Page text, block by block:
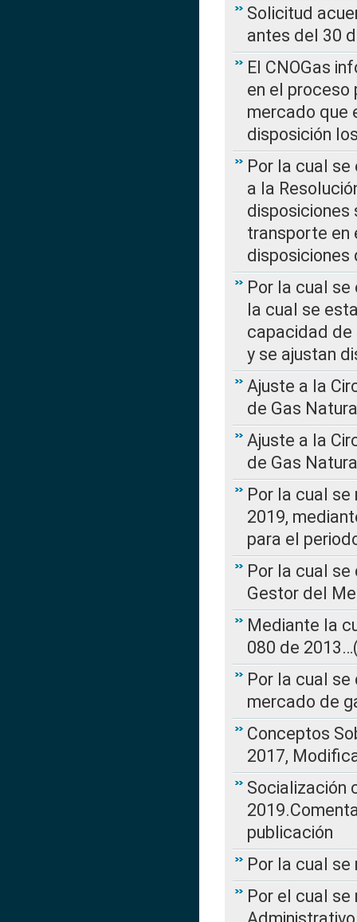
Solicitud
antes del 30
El CNOGas
en el
mercado que
disposición
Por la cual se
a la
disposiciones
transporte en
disposiciones
Por la cual se
la cual se
capacidad de
y se ajustan
Ajuste a la
de Gas
Ajuste a la
de Gas
Por la cual se
2019,
para el
Por la cual
Gestor del
Mediante la
080 de
Por la cual
mercado de
Conceptos
2017,
Socialización
publicación
Por la cual se
Por el cual